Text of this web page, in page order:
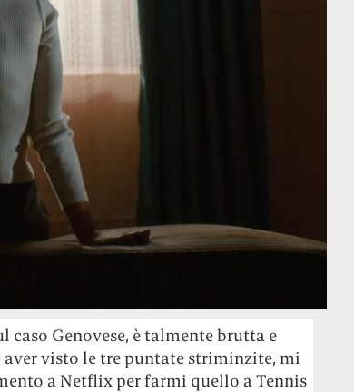
caso Genovese, è talmente brutta e
visto le tre puntate striminzite, mi
a Netflix per farmi quello a Tennis